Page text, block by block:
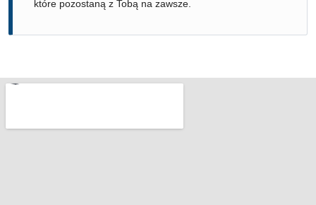
które pozostaną z Tobą na zawsze.